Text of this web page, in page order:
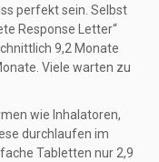
perfekt sein. Selbst
Response Letter“
9,2 Monate
Viele warten zu
wie Inhalatoren,
durchlaufen im
Tabletten nur 2,9